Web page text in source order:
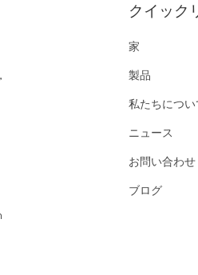
クイック
家
製品
私たちについ
ニュース
お問い合わせ
ブログ